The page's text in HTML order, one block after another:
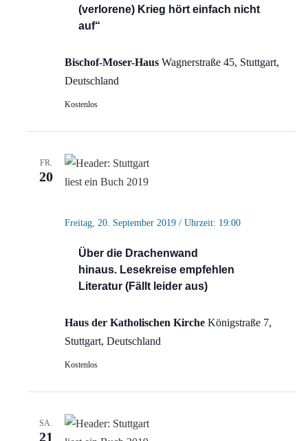
(verlorene) Krieg hört einfach nicht
auf“
Bischof-Moser-Haus Wagnerstraße 45, Stuttgart,
Deutschland
Kostenlos
FR.
20
Über die Drachenwand
hinaus. Lesekreise empfehlen
Literatur (Fällt leider aus)
Freitag, 20. September 2019 / Uhrzeit: 19:00
Haus der Katholischen Kirche Königstraße 7,
Stuttgart, Deutschland
Kostenlos
SA.
21